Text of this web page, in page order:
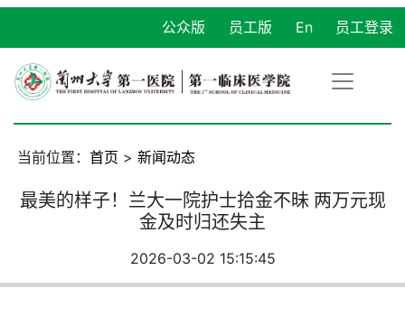
员工登录
En
员工版
公众版
当前位置： 首页 > 新闻动态
最美的样子！兰大一院护士拾金不昧 两万元现
金及时归还失主
2026-03-02 15:15:45